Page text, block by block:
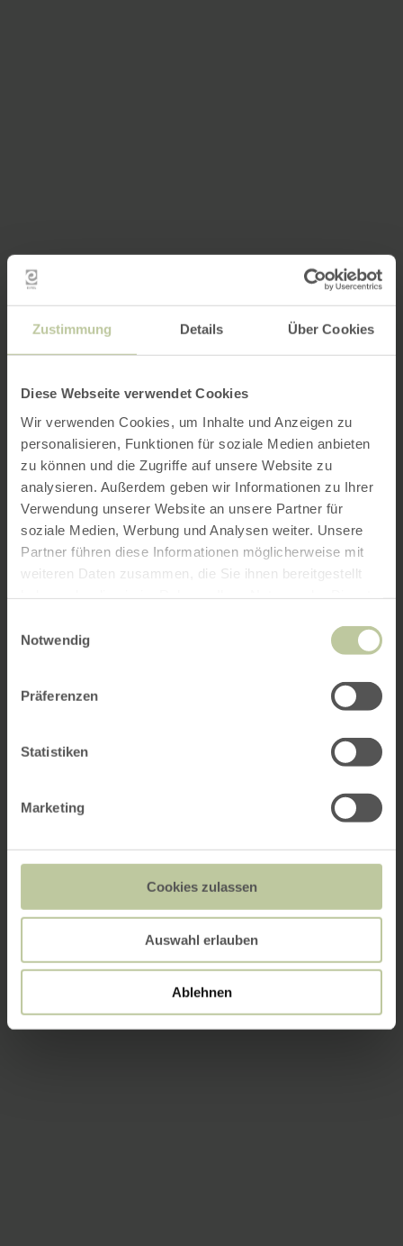
Zustimmung Details Über Cookies
Diese Webseite verwendet Cookies
Wir verwenden Cookies, um Inhalte und Anzeigen zu
personalisieren, Funktionen für soziale Medien anbieten
zu können und die Zugriffe auf unsere Website zu
analysieren. Außerdem geben wir Informationen zu Ihrer
Verwendung unserer Website an unsere Partner für
soziale Medien, Werbung und Analysen weiter. Unsere
Partner führen diese Informationen möglicherweise mit
weiteren Daten zusammen, die Sie ihnen bereitgestellt
Notwendig
Präferenzen
Statistiken
Marketing
Cookies zulassen
Auswahl erlauben
Ablehnen